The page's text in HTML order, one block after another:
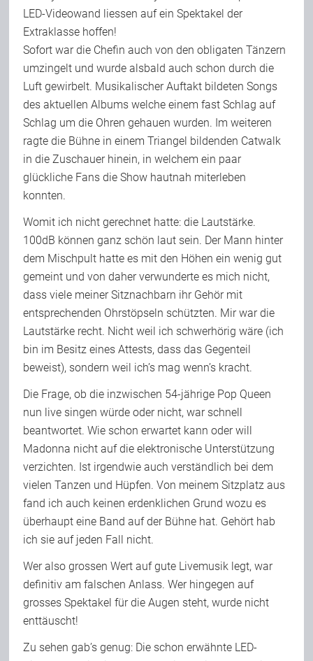
LED-Videowand liessen auf ein Spektakel der
Extraklasse hoffen!
Sofort war die Chefin auch von den obligaten Tänzern
umzingelt und wurde alsbald auch schon durch die
Luft gewirbelt. Musikalischer Auftakt bildeten Songs
des aktuellen Albums welche einem fast Schlag auf
Schlag um die Ohren gehauen wurden. Im weiteren
ragte die Bühne in einem Triangel bildenden Catwalk
in die Zuschauer hinein, in welchem ein paar
glückliche Fans die Show hautnah miterleben
konnten.
Womit ich nicht gerechnet hatte: die Lautstärke.
100dB können ganz schön laut sein. Der Mann hinter
dem Mischpult hatte es mit den Höhen ein wenig gut
gemeint und von daher verwunderte es mich nicht,
dass viele meiner Sitznachbarn ihr Gehör mit
entsprechenden Ohrstöpseln schützten. Mir war die
Lautstärke recht. Nicht weil ich schwerhörig wäre (ich
bin im Besitz eines Attests, dass das Gegenteil
beweist), sondern weil ich’s mag wenn’s kracht.
Die Frage, ob die inzwischen 54-jährige Pop Queen
nun live singen würde oder nicht, war schnell
beantwortet. Wie schon erwartet kann oder will
Madonna nicht auf die elektronische Unterstützung
verzichten. Ist irgendwie auch verständlich bei dem
vielen Tanzen und Hüpfen. Von meinem Sitzplatz aus
fand ich auch keinen erdenklichen Grund wozu es
überhaupt eine Band auf der Bühne hat. Gehört hab
ich sie auf jeden Fall nicht.
Wer also grossen Wert auf gute Livemusik legt, war
definitiv am falschen Anlass. Wer hingegen auf
grosses Spektakel für die Augen steht, wurde nicht
enttäuscht!
Zu sehen gab’s genug: Die schon erwähnte LED-